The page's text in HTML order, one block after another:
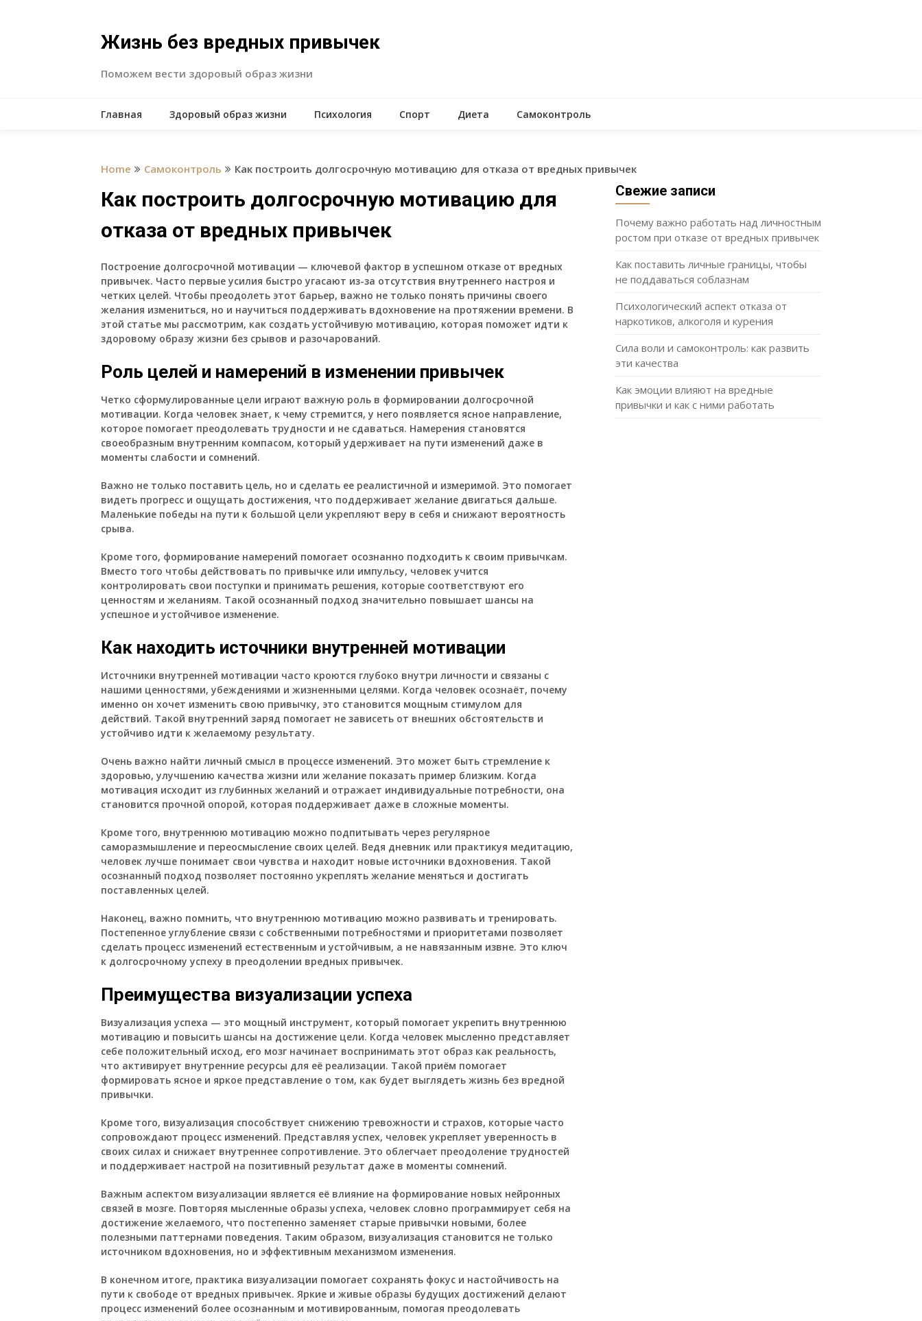
Жизнь без вредных привычек
Поможем вести здоровый образ жизни
Главная Здоровый образ жизни Психология Спорт Диета Самоконтроль
Home Самоконтроль Как построить долгосрочную мотивацию для отказа от вредных привычек
Как построить долгосрочную мотивацию для
отказа от вредных привычек
Построение долгосрочной мотивации — ключевой фактор в успешном отказе от вредных
привычек. Часто первые усилия быстро угасают из-за отсутствия внутреннего настроя и
четких целей. Чтобы преодолеть этот барьер, важно не только понять причины своего
желания измениться, но и научиться поддерживать вдохновение на протяжении времени. В
этой статье мы рассмотрим, как создать устойчивую мотивацию, которая поможет идти к
здоровому образу жизни без срывов и разочарований.
Роль целей и намерений в изменении привычек
Четко сформулированные цели играют важную роль в формировании долгосрочной
мотивации. Когда человек знает, к чему стремится, у него появляется ясное направление,
которое помогает преодолевать трудности и не сдаваться. Намерения становятся
своеобразным внутренним компасом, который удерживает на пути изменений даже в
моменты слабости и сомнений.
Важно не только поставить цель, но и сделать ее реалистичной и измеримой. Это помогает
видеть прогресс и ощущать достижения, что поддерживает желание двигаться дальше.
Маленькие победы на пути к большой цели укрепляют веру в себя и снижают вероятность
срыва.
Кроме того, формирование намерений помогает осознанно подходить к своим привычкам.
Вместо того чтобы действовать по привычке или импульсу, человек учится
контролировать свои поступки и принимать решения, которые соответствуют его
ценностям и желаниям. Такой осознанный подход значительно повышает шансы на
успешное и устойчивое изменение.
Как находить источники внутренней мотивации
Источники внутренней мотивации часто кроются глубоко внутри личности и связаны с
нашими ценностями, убеждениями и жизненными целями. Когда человек осознаёт, почему
именно он хочет изменить свою привычку, это становится мощным стимулом для
действий. Такой внутренний заряд помогает не зависеть от внешних обстоятельств и
устойчиво идти к желаемому результату.
Очень важно найти личный смысл в процессе изменений. Это может быть стремление к
здоровью, улучшению качества жизни или желание показать пример близким. Когда
мотивация исходит из глубинных желаний и отражает индивидуальные потребности, она
становится прочной опорой, которая поддерживает даже в сложные моменты.
Кроме того, внутреннюю мотивацию можно подпитывать через регулярное
саморазмышление и переосмысление своих целей. Ведя дневник или практикуя медитацию,
человек лучше понимает свои чувства и находит новые источники вдохновения. Такой
осознанный подход позволяет постоянно укреплять желание меняться и достигать
поставленных целей.
Наконец, важно помнить, что внутреннюю мотивацию можно развивать и тренировать.
Постепенное углубление связи с собственными потребностями и приоритетами позволяет
сделать процесс изменений естественным и устойчивым, а не навязанным извне. Это ключ
к долгосрочному успеху в преодолении вредных привычек.
Преимущества визуализации успеха
Визуализация успеха — это мощный инструмент, который помогает укрепить внутреннюю
мотивацию и повысить шансы на достижение цели. Когда человек мысленно представляет
себе положительный исход, его мозг начинает воспринимать этот образ как реальность,
что активирует внутренние ресурсы для её реализации. Такой приём помогает
формировать ясное и яркое представление о том, как будет выглядеть жизнь без вредной
привычки.
Кроме того, визуализация способствует снижению тревожности и страхов, которые часто
сопровождают процесс изменений. Представляя успех, человек укрепляет уверенность в
своих силах и снижает внутреннее сопротивление. Это облегчает преодоление трудностей
и поддерживает настрой на позитивный результат даже в моменты сомнений.
Важным аспектом визуализации является её влияние на формирование новых нейронных
связей в мозге. Повторяя мысленные образы успеха, человек словно программирует себя на
достижение желаемого, что постепенно заменяет старые привычки новыми, более
полезными паттернами поведения. Таким образом, визуализация становится не только
источником вдохновения, но и эффективным механизмом изменения.
В конечном итоге, практика визуализации помогает сохранять фокус и настойчивость на
пути к свободе от вредных привычек. Яркие и живые образы будущих достижений делают
процесс изменений более осознанным и мотивированным, помогая преодолевать
Свежие записи
Почему важно работать над личностным
ростом при отказе от вредных привычек
Как поставить личные границы, чтобы
не поддаваться соблазнам
Психологический аспект отказа от
наркотиков, алкоголя и курения
Сила воли и самоконтроль: как развить
эти качества
Как эмоции влияют на вредные
привычки и как с ними работать